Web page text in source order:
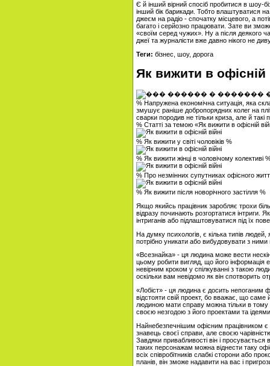
Є й інший вірний спосіб пробитися в шоу-
інший бік барикади. Тобто влаштуватися
джеєм на радіо - спочатку місцевого, а
багато і серйозно працювати. Зате ви
«своїм серед чужих». Ну а після деякого
джеї та журналісти вже давно нікого не
Теги: бізнес, шоу, дорога
Як вижити в офісній
% Напружена економічна ситуація, яка
змушує раніше добропорядних колег на
сварки породив не тільки криза, але й такі
% Статті за темою «Як вижити в офісній
% Як вижити у світі чоловіків %
% Як вижити жінці в чоловічому колективі
% Про незмінних супутниках офісного
% Як вижити після новорічного застілля %
Якщо якийсь працівник заробляє трохи
відразу починають розгортатися інтриги.
інтриганів або підлаштовуватися під їх
На думку психологів, є кілька типів людей,
потрібно уникати або вибудовувати з ними
«Всезнайка» - ця людина може вести
цьому робити вигляд, що його інформація
невірним кроком у спілкуванні з такою
оскільки вам невідомо як він спотворить
«Лобіст» - ця людина є досить непоганим
відстояти свій проект, бо вважає, що саме
людиною мати справу можна тільки в
своєю незгодою з його проектами та
Найнебезпечнішим офісним працівником є
знавець своєї справи, але своєю
Завдяки привабливості він і
таких персонажам можна віднести таку
всіх співробітників слабкі сторони або
планів, він зможе надавити на вас і